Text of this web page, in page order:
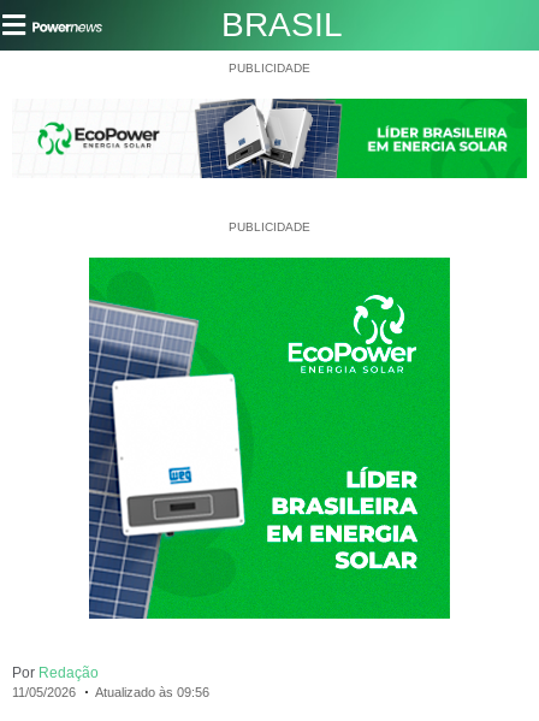
BRASIL
PUBLICIDADE
PUBLICIDADE
Por Redação
11/05/2026 Atualizado às 09:56